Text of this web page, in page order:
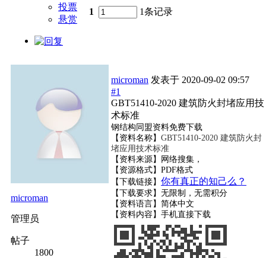
投票
悬赏
1 1条记录
microman
管理员
帖子
1800
microman 发表于 2020-09-02 09:57
#1
GBT51410-2020 建筑防火封堵应用技
术标准
钢结构同盟资料免费下载
【资料名称】 GBT51410-2020 建筑防火封
堵应用技术标准
【资料来源】网络搜集，
【资源格式】PDF格式
【下载链接】 你有真正的知己么？
【下载要求】无限制，无需积分
【资料语言】简体中文
【资料内容】 手机直接下载